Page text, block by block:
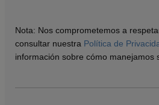
Nota: Nos comprometemos a
consultar nuestra Política de
información sobre cómo manejamos